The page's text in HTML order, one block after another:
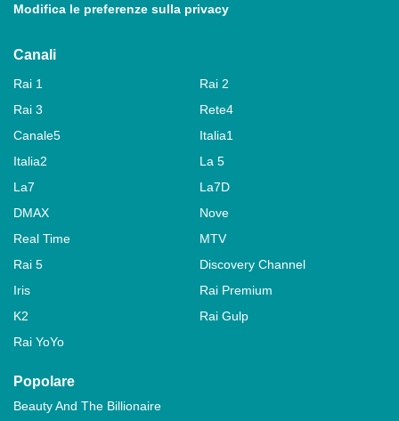
Modifica le preferenze sulla privacy
Canali
Rai 1
Rai 2
Rai 3
Rete4
Canale5
Italia1
Italia2
La 5
La7
La7D
DMAX
Nove
Real Time
MTV
Rai 5
Discovery Channel
Iris
Rai Premium
K2
Rai Gulp
Rai YoYo
Popolare
Beauty And The Billionaire